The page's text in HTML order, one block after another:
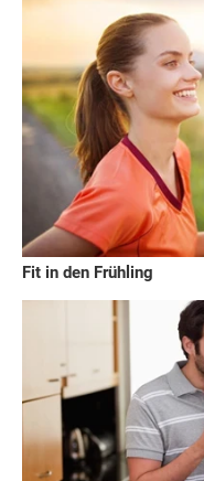
Fit in den Frühling